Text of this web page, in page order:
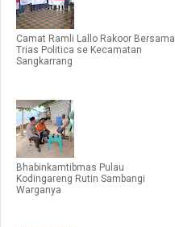
Camat Ramli Lallo Rakoor Bersama
Trias Politica se Kecamatan
Sangkarrang
Bhabinkamtibmas Pulau
Kodingareng Rutin Sambangi
Warganya